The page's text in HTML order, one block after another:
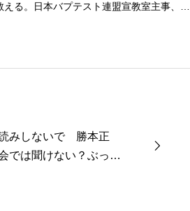
る。日本バプテスト連盟宣教室主事、日
みしないで 勝本正
では聞けない？ぶっち